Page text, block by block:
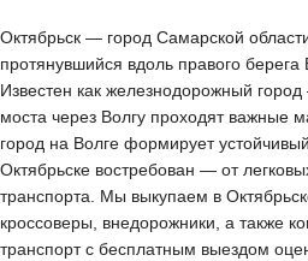
Октябрьск — город Самарской
протянувшийся вдоль правого
Известен как железнодорожный
моста через Волгу проходят важные
город на Волге формирует
Октябрьске востребован — от
транспорта. Мы выкупаем в
кроссоверы, внедорожники, а также
транспорт с бесплатным выездом